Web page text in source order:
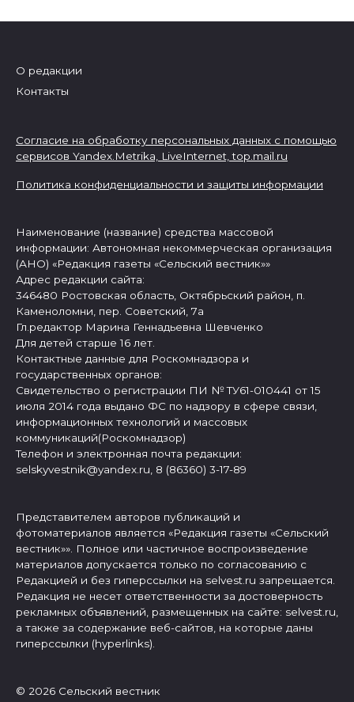
О редакции
Контакты
Согласие на обработку персональных данных с помощью
сервисов Yandex.Metrika, LiveInternet,top.mail.ru
Политика конфиденциальности и защиты информации
Наименование (название) средства массовой
информации: Автономная некоммерческая организация
(АНО) «Редакция газеты «Сельский вестник»»
Адрес редакции сайта:
346480 Ростовская область, Октябрьский район, п.
Каменоломни, пер. Советский, 7а
Гл.редактор Марина Геннадьевна Шевченко
Для детей старше 16 лет.
Контактные данные для Роскомнадзора и
государственных органов:
Свидетельство о регистрации ПИ № ТУ61-010441 от 15
июля 2014 года выдано ФС по надзору в сфере связи,
информационных технологий и массовых
коммуникаций(Роскомнадзор)
Телефон и электронная почта редакции:
selskyvestnik@yandex.ru, 8 (86360) 3-17-89
Представителем авторов публикаций и
фотоматериалов является «Редакция газеты «Сельский
вестник»». Полное или частичное воспроизведение
материалов допускается только по согласованию с
Редакцией и без гиперссылки на selvest.ru запрещается.
Редакция не несет ответственности за достоверность
рекламных объявлений, размещенных на сайте: selvest.ru,
а также за содержание веб-сайтов, на которые даны
гиперссылки (hyperlinks).
© 2026 Сельский вестник